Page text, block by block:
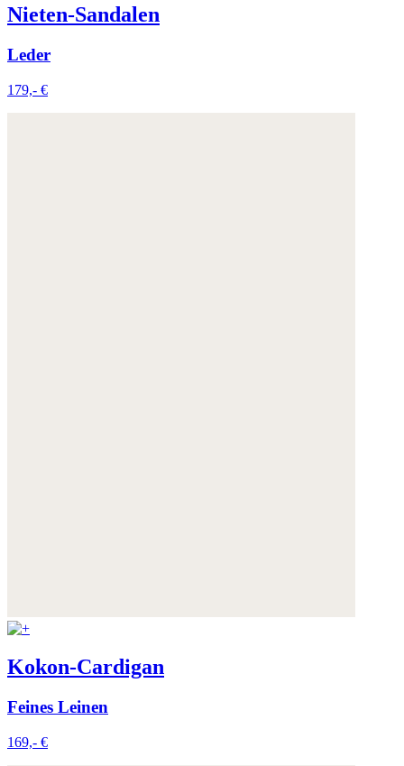
Nieten-Sandalen
Leder
179,- €
Kokon-Cardigan
Feines Leinen
169,- €